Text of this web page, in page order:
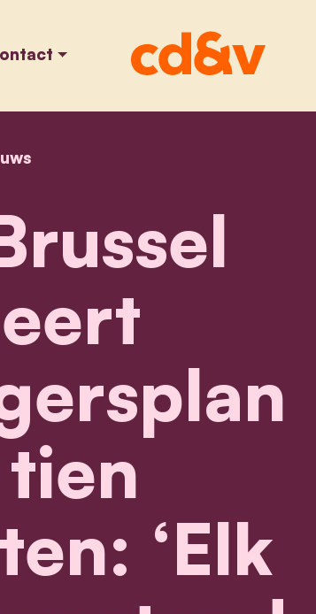
homecd&v brussel lanceert
‘Elk